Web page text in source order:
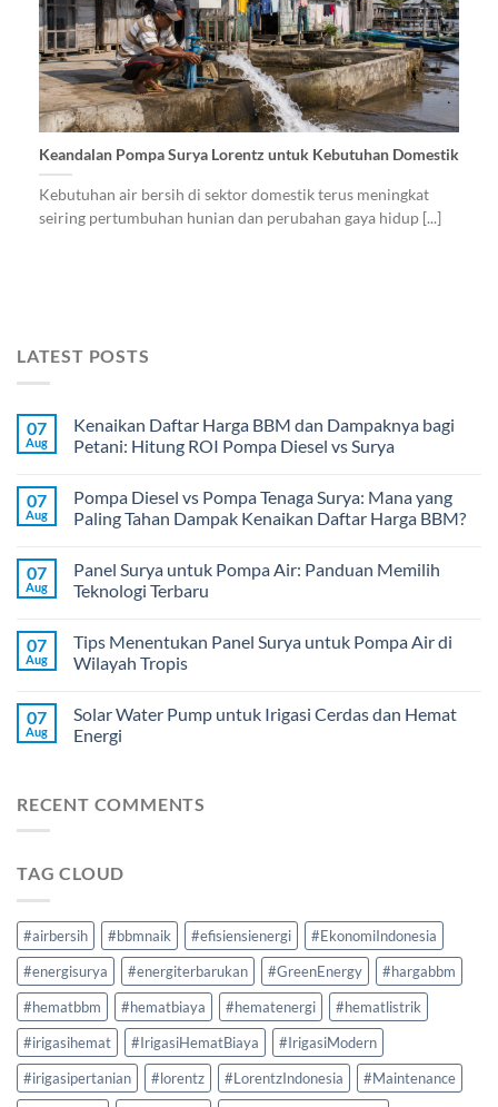
Keandalan Pompa Surya Lorentz untuk Kebutuhan Domestik
Kebutuhan air bersih di sektor domestik terus meningkat
seiring pertumbuhan hunian dan perubahan gaya hidup [...]
LATEST POSTS
07
Aug
Kenaikan Daftar Harga BBM dan Dampaknya bagi
Petani: Hitung ROI Pompa Diesel vs Surya
07
Aug
Pompa Diesel vs Pompa Tenaga Surya: Mana yang
Paling Tahan Dampak Kenaikan Daftar Harga BBM?
07
Aug
Panel Surya untuk Pompa Air: Panduan Memilih
Teknologi Terbaru
07
Aug
Tips Menentukan Panel Surya untuk Pompa Air di
Wilayah Tropis
07
Aug
Solar Water Pump untuk Irigasi Cerdas dan Hemat
Energi
RECENT COMMENTS
TAG CLOUD
#airbersih #bbmnaik #efisiensienergi
#EkonomiIndonesia
#energisurya
#energiterbarukan #GreenEnergy
#hargabbm
#hematbbm
#hematbiaya #hematenergi
#hematlistrik
#irigasihemat
#IrigasiHematBiaya
#IrigasiModern
#irigasipertanian
#lorentz #LorentzIndonesia
#Maintenance